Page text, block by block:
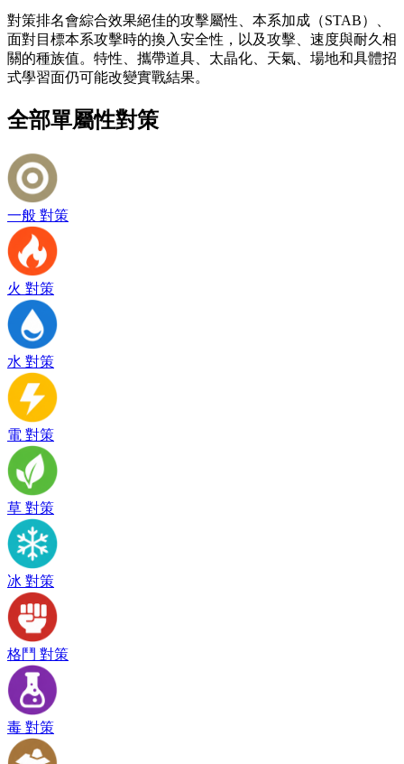
對策排名會綜合效果絕佳的攻擊屬性、本系加成（STAB）、
面對目標本系攻擊時的換入安全性，以及攻擊、速度與耐久相
關的種族值。特性、攜帶道具、太晶化、天氣、場地和具體招
式學習面仍可能改變實戰結果。
全部單屬性對策
一般 對策
火 對策
水 對策
電 對策
草 對策
冰 對策
格鬥 對策
毒 對策